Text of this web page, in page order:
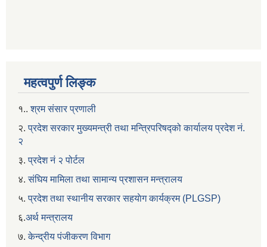
महत्वपुर्ण लिङ्क
१..श्रम संसार प्रणाली
२. प्रदेश सरकार मुख्यमन्त्री तथा मन्त्रिपरिषद्को कार्यालय प्रदेश नं.
२
३.प्रदेश नं २ पोर्टल
४.संघिय मामिला तथा सामान्य प्रशासन मन्त्रालय
५.प्रदेश तथा स्थानीय सरकार सहयाेग कार्यक्रम (PLGSP)
६.अर्थ मन्त्रालय
७.केन्द्रीय पंजीकरण विभाग